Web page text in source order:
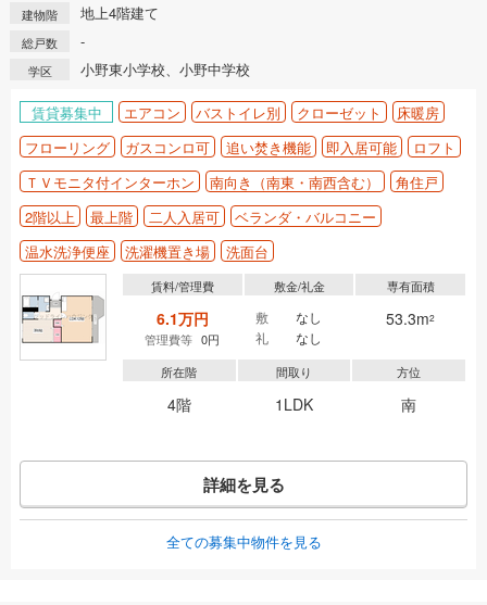
建物階 地上4階建て
総戸数 -
学区 小野東小学校、小野中学校
賃貸募集中 エアコン バストイレ別 クローゼット
床暖房
フローリング
ガスコンロ可 追い焚き機能 即入居可能
ロフト
ＴＶモニタ付インターホン
南向き（南東・南西含む）
角住戸
2階以上
最上階 二人入居可
ベランダ・バルコニー
温水洗浄便座
洗濯機置き場 洗面台
賃料/管理費
6.1万円
管理費等 0円
敷金/礼金
敷
なし
礼
なし
専有面積
53.3m2
所在階
4階
間取り
1LDK
方位
南
詳細を見る
全ての募集中物件を見る